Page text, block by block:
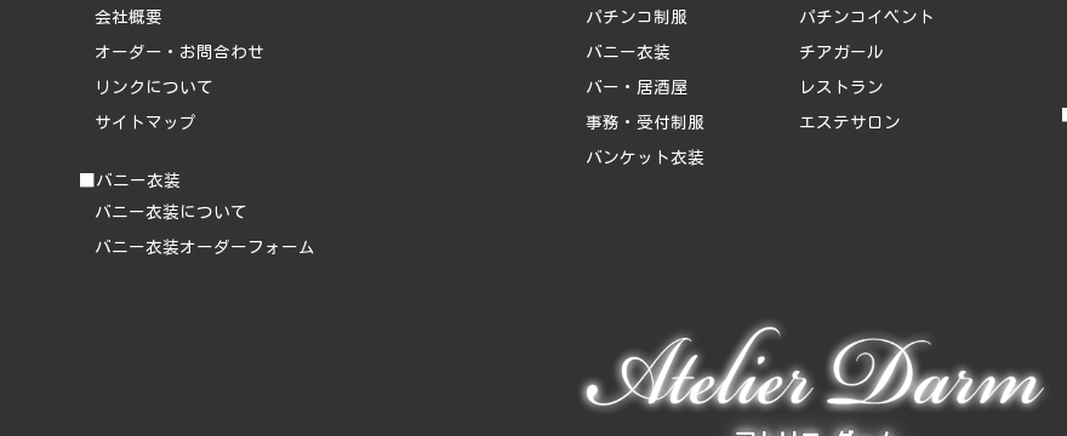
会社概要
オーダー・お問合わせ
リンクについて
サイトマップ
■バニー衣装
バニー衣装について
バニー衣装オーダーフォーム
パチンコ制服 パチンコイベント
バニー衣装 チアガール
バー・居酒屋 レストラン
事務・受付制服 エステサロン
バンケット衣装